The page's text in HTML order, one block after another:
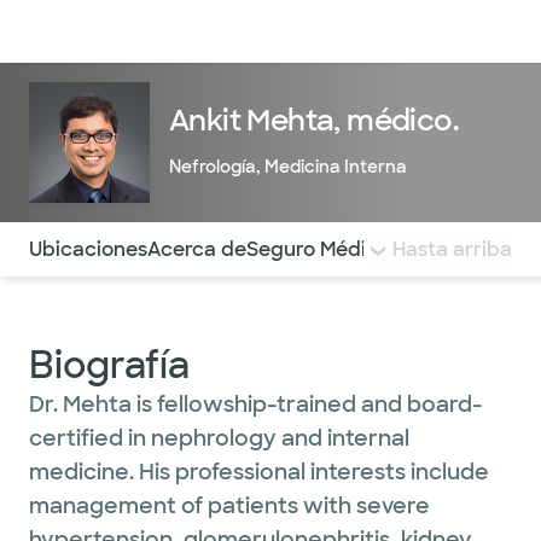
Ankit Mehta, médico.
Nefrología, Medicina Interna
Utilice esta navegación para saltar rápidamente a
UbicacionesAcerca deSeguro Médico COMENTARIOS
Hasta arriba
Biografía
Dr. Mehta is fellowship-trained and board-
certified in nephrology and internal
medicine. His professional interests include
management of patients with severe